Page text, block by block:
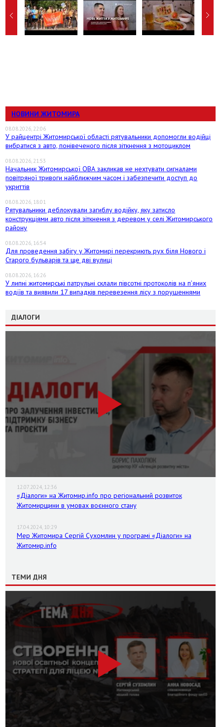
НОВИНИ ЖИТОМИРА
08.08.2026, 22:06
У райцентрі Житомирської області рятувальники допомогли водійці
вибратися з авто, понівеченого після зіткнення з мотоциклом
08.08.2026, 21:53
Начальник Житомирської ОВА закликав не нехтувати сигналами
повітряної тривоги найближчим часом і забезпечити доступ до
укриттів
08.08.2026, 18:01
Рятувальники деблокували загиблу водійку, яку затисло
конструкціями авто після зіткнення з деревом у селі Житомирського
району
08.08.2026, 16:54
Для проведення забігу у Житомирі перекриють рух біля Нового і
Старого бульварів та ще дві вулиці
08.08.2026, 16:26
У липні житомирські патрульні склали півсотні протоколів на пʼяних
водіїв та виявили 17 випадків перевезення лісу з порушеннями
ДІАЛОГИ
12.07.2024, 12:36
«Діалоги» на Житомир.info про регіональний розвиток
Житомирщини в умовах воєнного стану
17.04.2024, 10:29
Мер Житомира Сергій Сухомлин у програмі «Діалоги» на
Житомир.info
ТЕМИ ДНЯ